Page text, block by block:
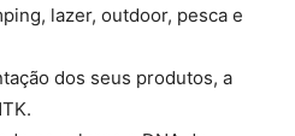
lazer, outdoor, pesca e
dos seus produtos, a